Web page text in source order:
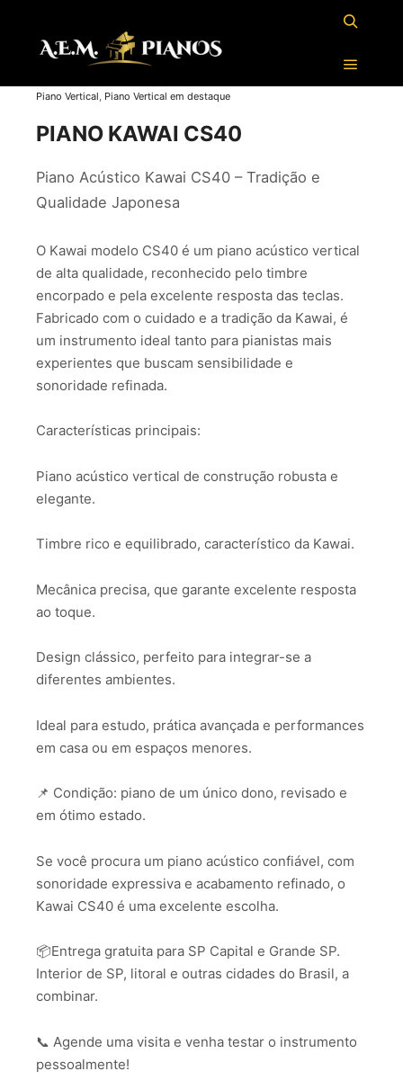
Piano Vertical, Piano Vertical em destaque
PIANO KAWAI CS40
Piano Acústico Kawai CS40 – Tradição e
Qualidade Japonesa
O Kawai modelo CS40 é um piano acústico vertical
de alta qualidade, reconhecido pelo timbre
encorpado e pela excelente resposta das teclas.
Fabricado com o cuidado e a tradição da Kawai, é
um instrumento ideal tanto para pianistas mais
experientes que buscam sensibilidade e
sonoridade refinada.
Características principais:
Piano acústico vertical de construção robusta e
elegante.
Timbre rico e equilibrado, característico da Kawai.
Mecânica precisa, que garante excelente resposta
ao toque.
Design clássico, perfeito para integrar-se a
diferentes ambientes.
Ideal para estudo, prática avançada e performances
em casa ou em espaços menores.
📌 Condição: piano de um único dono, revisado e
em ótimo estado.
Se você procura um piano acústico confiável, com
sonoridade expressiva e acabamento refinado, o
Kawai CS40 é uma excelente escolha.
📦Entrega gratuita para SP Capital e Grande SP.
Interior de SP, litoral e outras cidades do Brasil, a
combinar.
📞 Agende uma visita e venha testar o instrumento
pessoalmente!